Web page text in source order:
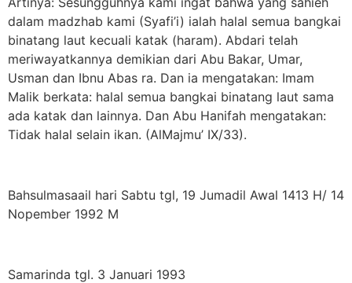
dalam madzhab kami (Syafi’i) ialah halal semua bangkai
binatang laut kecuali katak (haram). Abdari telah
meriwayatkannya demikian dari Abu Bakar, Umar,
Usman dan Ibnu Abas ra. Dan ia mengatakan: Imam
Malik berkata: halal semua bangkai binatang laut sama
ada katak dan lainnya. Dan Abu Hanifah mengatakan:
Tidak halal selain ikan. (AlMajmu’ IX/33).
Bahsulmasaail hari Sabtu tgl, 19 Jumadil Awal 1413 H/ 14
Nopember 1992 M
Samarinda tgl. 3 Januari 1993